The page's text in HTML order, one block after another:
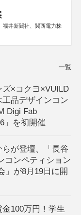
福井新聞社、関西電力株
一覧
ズ×コクヨ×VUILD
品デザインコン
Digi Fab
」を初開催
が登壇、「長谷
コンペティション
」が8月19日に開
金100万円！学生